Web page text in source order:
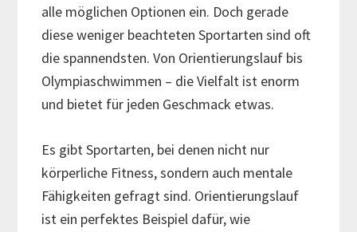
alle möglichen Optionen ein. Doch gerade
diese weniger beachteten Sportarten sind oft
die spannendsten. Von Orientierungslauf bis
Olympiaschwimmen – die Vielfalt ist enorm
und bietet für jeden Geschmack etwas.
Es gibt Sportarten, bei denen nicht nur
körperliche Fitness, sondern auch mentale
Fähigkeiten gefragt sind. Orientierungslauf
ist ein perfektes Beispiel dafür, wie